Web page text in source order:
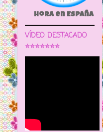
Hora en España
VÍDEO DESTACADO
⭐⭐⭐⭐⭐⭐⭐